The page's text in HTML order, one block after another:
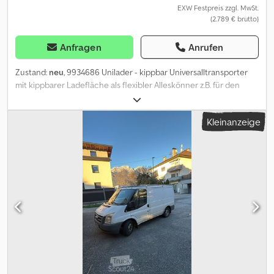
EXW Festpreis zzgl. MwSt.
(2.789 € brutto)
Anfragen Anrufen
Zustand: neu, 9934686 Unilader - kippbar Universalltransporter
mit kippbarer Ladefläche als flexibler Alleskönner z.B. für den
Transport von Motorrädern, Quads und anderen Kleinfahrzeugen.
Optional verfügbare Bordwände erhöhen die
Transportmöglichkeiten rund um Haus, Hof und Garten. Der
ermöglicht ein Kippen der Ladefläche durch manuelles Kurbeln
und gewährleistet das die Ladefläche bei Beladung im gekippten
Zustand bleibt. Hersteller: Martz Typ: Unilader 400 C 1,5T Maße
Ladefläche: ca. 4010 X 1840 mm L.B. Außenmaße: 5620 x 2450 x
860 mm L.B.H. Zul. Gesamtgewicht: 1500 kg Leergewicht: ca. 369
kg Nutzlast: ca. 1131 kg (Nutzlast kann entsprechend der
Ausstattung abweichen) Rutschfester Siebdruckboden 10
Verzurrösen Klappbare Kennzeichenhalter Stabile V-Deichsel
Gebremst mit Rückfahrautomatik KNOTT Fahrwerk und
Auflaufeinrichtung 2 Bremskeile Djdpfx Aloy I Tgmjtjck Stützrad 12
Kleinanzeige